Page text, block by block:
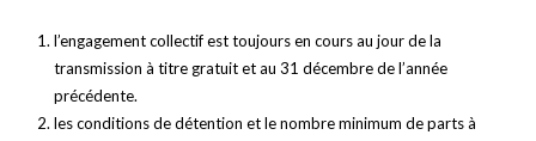
l’engagement collectif est toujours en cours au jour de la
transmission à titre gratuit et au 31 décembre de l’année
précédente.
les conditions de détention et le nombre minimum de parts à